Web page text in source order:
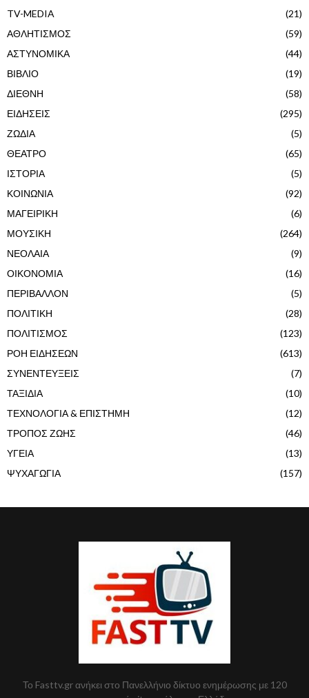
TV-MEDIA
(21)
ΑΘΛΗΤΙΣΜΟΣ
(59)
ΑΣΤΥΝΟΜΙΚΑ
(44)
ΒΙΒΛΙΟ
(19)
ΔΙΕΘΝΗ
(58)
ΕΙΔΗΣΕΙΣ
(295)
ΖΩΔΙΑ
(5)
ΘΕΑΤΡΟ
(65)
ΙΣΤΟΡΙΑ
(5)
ΚΟΙΝΩΝΙΑ
(92)
ΜΑΓΕΙΡΙΚΗ
(6)
ΜΟΥΣΙΚΗ
(264)
ΝΕΟΛΑΙΑ
(9)
ΟΙΚΟΝΟΜΙΑ
(16)
ΠΕΡΙΒΑΛΛΟΝ
(5)
ΠΟΛΙΤΙΚΗ
(28)
ΠΟΛΙΤΙΣΜΟΣ
(123)
ΡΟΗ ΕΙΔΗΣΕΩΝ
(613)
ΣΥΝΕΝΤΕΥΞΕΙΣ
(7)
ΤΑΞΙΔΙΑ
(10)
ΤΕΧΝΟΛΟΓΙΑ & ΕΠΙΣΤΗΜΗ
(12)
ΤΡΟΠΟΣ ΖΩΗΣ
(46)
ΥΓΕΙΑ
(13)
ΨΥΧΑΓΩΓΙΑ
(157)
Το Fasttv.gr ανήκει στο Πανελλήνιο δίκτυο ενημέρωσης με 120